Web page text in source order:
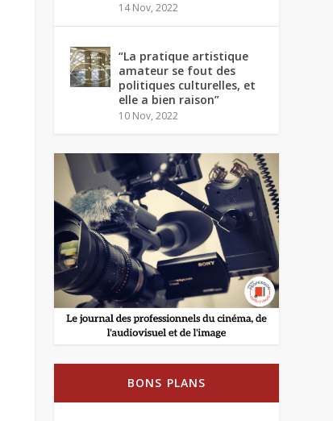
14 Nov, 2022
“La pratique artistique
amateur se fout des
politiques culturelles, et
elle a bien raison”
10 Nov, 2022
BONS PLANS